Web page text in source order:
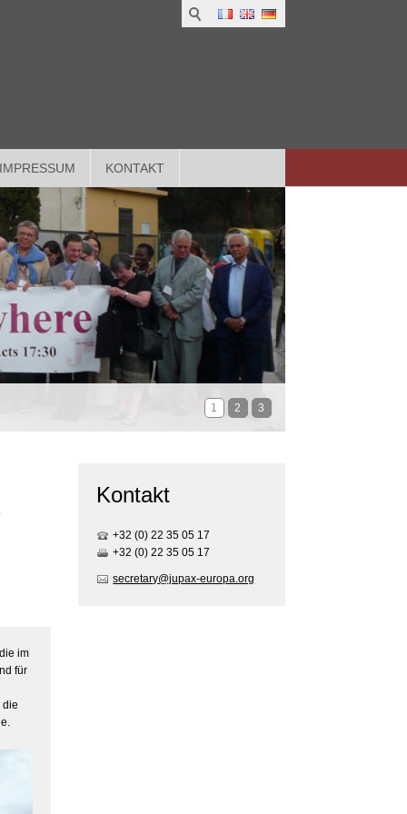
IMPRESSUM KONTAKT
1 2 3
im
für
die
Kontakt
+32 (0) 22 35 05 17
+32 (0) 22 35 05 17
secretary@jupax-europa.org